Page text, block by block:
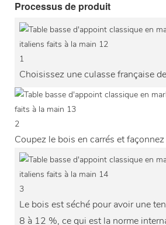
Processus de produit
1
Choisissez une culasse française
2
Coupez le bois en carrés et
3
Le bois est séché pour avoir une
8 à 12 %, ce qui est la norme